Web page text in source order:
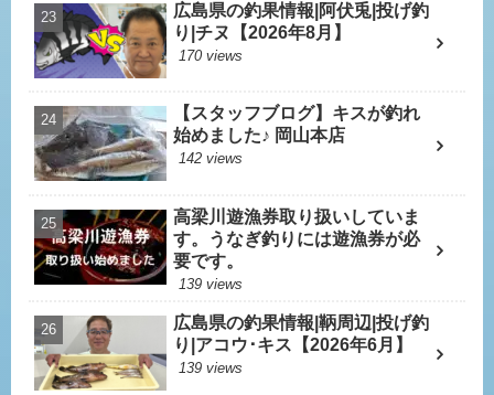
広島県の釣果情報|阿伏兎|投げ釣
り|チヌ【2026年8月】
170 views
【スタッフブログ】キスが釣れ
始めました♪ 岡山本店
142 views
高梁川遊漁券取り扱いしていま
す。うなぎ釣りには遊漁券が必
要です。
139 views
広島県の釣果情報|鞆周辺|投げ釣
り|アコウ･キス【2026年6月】
139 views